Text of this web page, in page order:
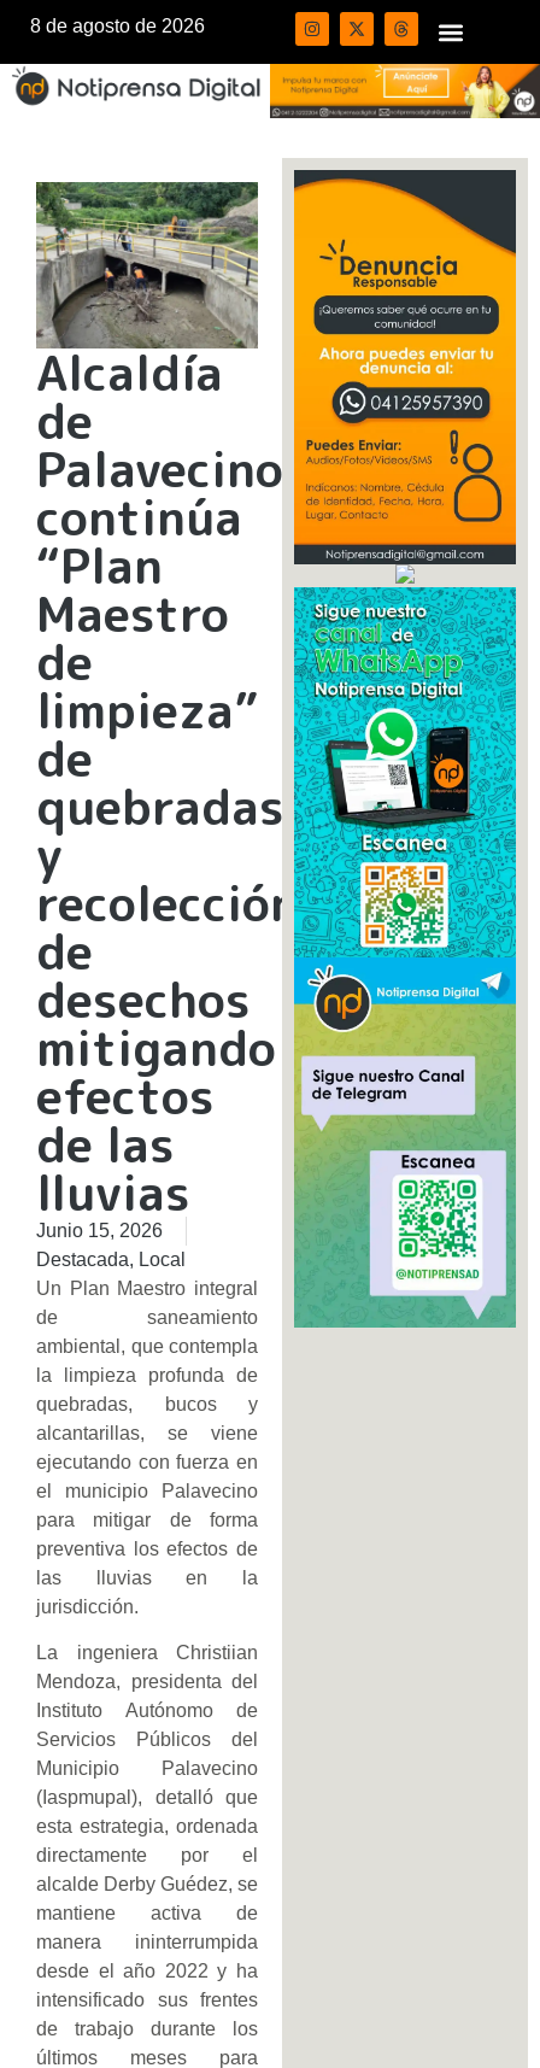
8 de agosto de 2026
Alcaldía
de
Palavecino
continúa
“Plan
Maestro
de
limpieza”
de
quebradas
y
recolección
de
desechos
mitigando
efectos
de las
lluvias
Junio 15, 2026
Destacada, Local
Un Plan Maestro integral
de saneamiento
ambiental, que contempla
la limpieza profunda de
quebradas, bucos y
alcantarillas, se viene
ejecutando con fuerza en
el municipio Palavecino
para mitigar de forma
preventiva los efectos de
las lluvias en la
jurisdicción.
La ingeniera Christiian
Mendoza, presidenta del
Instituto Autónomo de
Servicios Públicos del
Municipio Palavecino
(Iaspmupal), detalló que
esta estrategia, ordenada
directamente por el
alcalde Derby Guédez, se
mantiene activa de
manera ininterrumpida
desde el año 2022 y ha
intensificado sus frentes
de trabajo durante los
últimos meses para